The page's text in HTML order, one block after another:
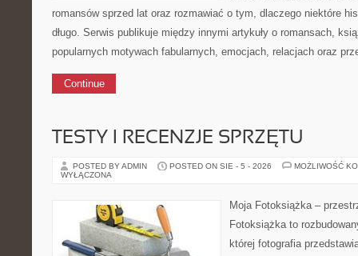
romansów sprzed lat oraz rozmawiać o tym, dlaczego niektóre
długo. Serwis publikuje między innymi artykuły o romansach,
popularnych motywach fabularnych, emocjach, relacjach oraz
Continue
TESTY I RECENZJE SPRZĘTU
POSTED BY ADMIN POSTED ON SIE - 5 - 2026
MOŻLIWOŚĆ
WYŁĄCZONA
Moja Fotoksiążka –
Fotoksiążka to
której fotografia